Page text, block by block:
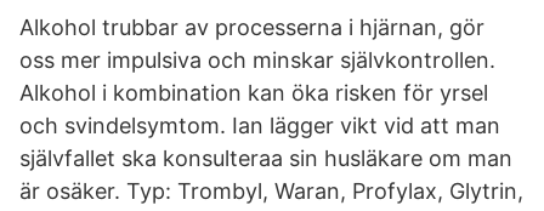
Alkohol trubbar av processerna i hjärnan, gör
oss mer impulsiva och minskar självkontrollen.
Alkohol i kombination kan öka risken för yrsel
och svindelsymtom. Ian lägger vikt vid att man
självfallet ska konsulteraa sin husläkare om man
är osäker. Typ: Trombyl, Waran, Profylax, Glytrin,